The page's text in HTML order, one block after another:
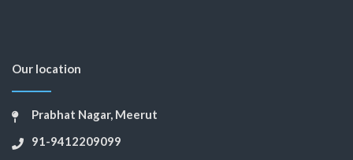
Our location
Prabhat Nagar, Meerut
91-9412209099